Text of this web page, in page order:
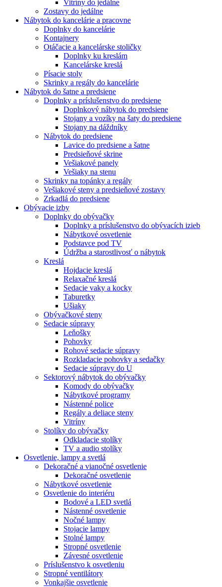
Vitríny do jedálne
Zostavy do jedálne
Nábytok do kancelárie a pracovne
Doplnky do kancelárie
Kontajnery
Otáčacie a kancelárske stoličky
Doplnky ku kreslám
Kancelárske kreslá
Písacie stoly
Skrinky a regály do kancelárie
Nábytok do šatne a predsiene
Doplnky a príslušenstvo do predsiene
Doplnkový nábytok do predsiene
Stojany a vozíky na šaty do predsiene
Stojany na dáždníky
Nábytok do predsiene
Lavice do predsiene a šatne
Predsieňové skrine
Vešiakové panely
Vešiaky na stenu
Skrinky na topánky a regály
Vešiakové steny a predsieňové zostavy
Zrkadlá do predsiene
Obývacie izby
Doplnky do obývačky
Doplnky a príslušenstvo do obývacích izieb
Nábytkové osvetlenie
Podstavce pod TV
Údržba a starostlivosť o nábytok
Kreslá
Hojdacie kreslá
Relaxačné kreslá
Sedacie vaky a kocky
Taburetky
Ušiaky
Obývačkové steny
Sedacie súpravy
Leňošky
Pohovky
Rohové sedacie súpravy
Rozkladacie pohovky a sedačky
Sedacie súpravy do U
Sektorový nábytok do obývačky
Komody do obývačky
Nábytkové programy
Nástenné police
Regály a deliace steny
Vitríny
Stolíky do obývačky
Odkladacie stolíky
TV a audio stolíky
Osvetlenie, lampy a svetlá
Dekoračné a vianočné osvetlenie
Dekoračné osvetlenie
Nábytkové osvetlenie
Osvetlenie do interiéru
Bodové a LED svetlá
Nástenné osvetlenie
Nočné lampy
Stojacie lampy
Stolné lampy
Stropné osvetlenie
Závesné osvetlenie
Príslušenstvo k osvetleniu
Stropné ventilátory
Vonkajšie osvetlenie